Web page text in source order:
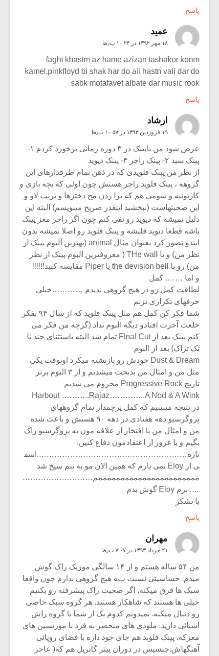
پاسخ
عمید
۱۸ مهر ۱۳۹۲ در ۱۰:۲۴ ب٫ظ
faght khastm az hame azizan tashakor konm
kamel,pinkfloyd bi shak har do ali hastn vali dar do
sabk motafavet albate dar music rook
پاسخ
ارشاد
۱۹ فروردین ۱۳۹۳ در ۱۰:۵۷ ب٫ظ
عرض شود من باپینک در ۳ دوره زمانی برخورد کردم ۱-
پینک سید ۲- پینک راجر ۳- پینک دیوید
از نظر من پینک فلویدی که در ذهن تمام طرفدارهای این
گروهه ، پینک فلوید راجر هستش چون اولی که بچه بازی و
کارتونیه و سومی هم که برا زدن مخ دخترها و تریپ لاو و
این صحبتهاست (ببخشید اینقدر صریح مینویسم) البته این
دلیل نمیشه که دیوید رو نفی کنم چون اگر راجر مغز پینک
باشه قطعا دیوید قلبشه و پینک فلوید رو اصلا نمیشه بدون
ایندو تصور کرد بعنوان مثال animal (بهترین آلبوم پینک از
نظر من) و یا THe wall ( معروفترین البوم پینک از نظر
من) رو با the devision bell یا Piper مقایسه کنید!!!!!!
و اما ……. کمل
لطافت کمل رو در هیچ گروهی ندیدم …………خیلی
حرفهای تکراری نزنم
شما فکر کن کمل هم مثل پینک فلوید که از سال ۹۴ بفکر
خلعت آخرت افتادو دیگه البوم نداد (گرچه من فکر می
کنم پینک بعد از FInal Cut تمام شد البته باستثنای چند تا
تک تراک) بعد از البوم
Dust & Dream خودش رو بازنشته میکرد اونوقت یکی
مثل من و امثال من بدبخت میشدیم و از ۳ البوم برتر
تاریخ Progressive Rock محروم می شدیم
Harbout ………..Rajaz…………..A Nod & A Wink
در نتیجه میبینیم که کمل پرچمدار تمام گروههای
پروگرسیو دهه هفتادی در دهه ۹۰ هستش و باعث شده
من و امثال من با افتخار از علاقه مون به پروگرسیو راک
بگیم و با غرور از اعتقادمون دفاع کنین.
تازه………………………………………………….اسم
ی از Eloy نمی یارم که همین الان مو به تنم سیخ شد
مممممممممممممممممممممممم………………………
…. برم Eloy گوش بدم
با تشکر
پاسخ
مهران
۲۱ خرداد ۱۳۹۳ در ۷:۰۷ ب٫ظ
من ۵۴ ساله هستم و از ۱۴ سالگی موزیک راک گوش
میدم. حساسیتی نسبت به هیچ گروهی ندارم چون واقعا
سبک ها فرق میکنه. اگر صحبت راک پیشرفته رو بکنیم
خیلی ها هستند که شاهکار هستند. هر گروه سبک خاصی
رو دنبال میکنه. نمیدونم کدوم یک از شما با گروه راش
آشنائی دارید. ملودی های منحصر به فرد با موزیسین های
معرکه. پینک فلوبد هم جای خود داره با فضای رویائی
آهنگهاش.جنسیس در دوران پیتر گابریل هم که( عاجز